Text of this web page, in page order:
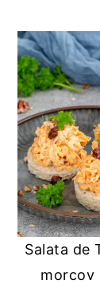
Salata de
morcov